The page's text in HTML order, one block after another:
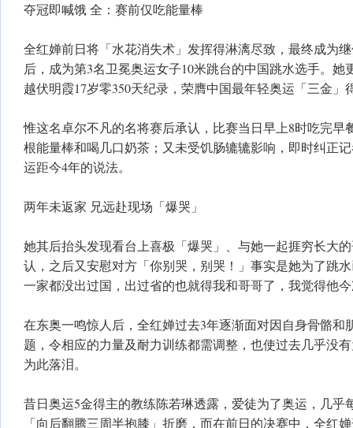
夺冠即喊饿 全：赛前仅吃能量棒
全红婵前日将「水花消失术」发挥得淋漓尽致，最终成为
后，成为第3名卫冕奥运女子10米跳台的中国跳水选手。她
越伏明霞17岁零350天纪录，荣膺中国最年轻奥运「三金」
惟这名卓尔不凡的名将赛后承认，比赛当日早上8时吃完早
根能量棒和喝几口奶茶；又未受饥肠辘辘影响，即时纠正
运距今4年的说法。
两年未返家 兄远赴现场「爆哭」
她其后抬头发现看台上喜极「爆哭」、与她一起捱穷长大
认，之后又安慰对方「你别哭，别哭！」事实是她为了跳
一家都没出过国，出过省的也就得我和哥哥了，我觉得他
在东奥一鸣惊人后，全红婵过去3年逐渐面对因自身骨骼和
题，令相应的力量及耐力训练都需调整，也使过去几乎没
为此落泪。
昔日奥运5金得主的教练陈若琳透露，爱徒为了奥运，几乎
「向后翻腾三周半抱膝」折磨，而在前日的决赛中，全红